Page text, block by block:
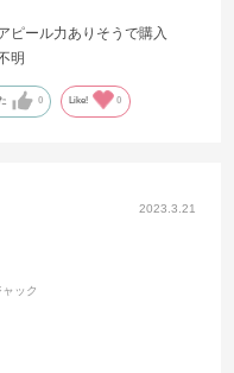
ピール力ありそうで購入
明
0 Like! 0
2023.3.21
ック